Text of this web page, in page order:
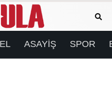
ASAYİŞ SPOR